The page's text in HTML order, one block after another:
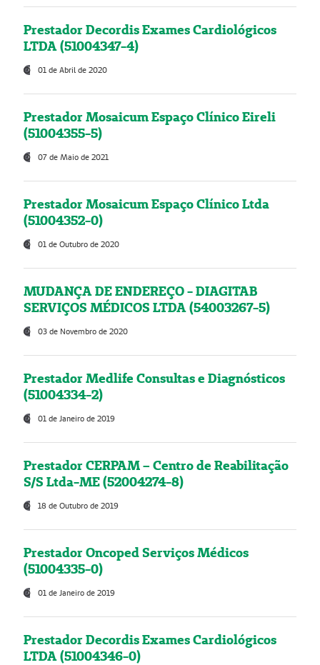
Prestador Decordis Exames Cardiológicos
LTDA (51004347-4)
01 de Abril de 2020
Prestador Mosaicum Espaço Clínico Eireli
(51004355-5)
07 de Maio de 2021
Prestador Mosaicum Espaço Clínico Ltda
(51004352-0)
01 de Outubro de 2020
MUDANÇA DE ENDEREÇO - DIAGITAB
SERVIÇOS MÉDICOS LTDA (54003267-5)
03 de Novembro de 2020
Prestador Medlife Consultas e Diagnósticos
(51004334-2)
01 de Janeiro de 2019
Prestador CERPAM – Centro de Reabilitação
S/S Ltda-ME (52004274-8)
18 de Outubro de 2019
Prestador Oncoped Serviços Médicos
(51004335-0)
01 de Janeiro de 2019
Prestador Decordis Exames Cardiológicos
LTDA (51004346-0)